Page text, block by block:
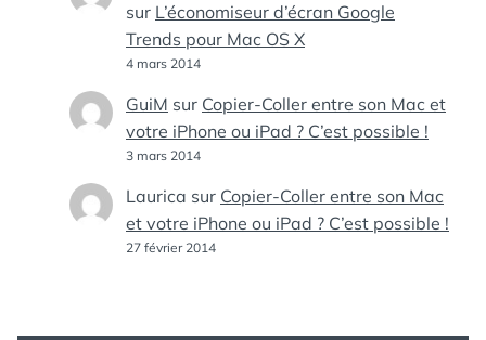
sur L’économiseur d’écran Google
Trends pour Mac OS X
4 mars 2014
GuiM sur Copier-Coller entre son Mac et
votre iPhone ou iPad ? C’est possible !
3 mars 2014
Laurica sur Copier-Coller entre son Mac
et votre iPhone ou iPad ? C’est possible !
27 février 2014